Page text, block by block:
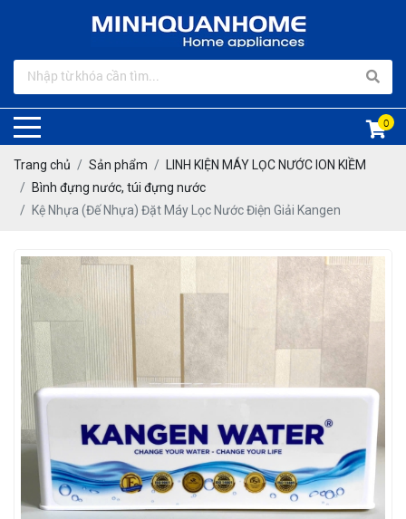
0
Trang chủ Sản phẩm
LINH KIỆN MÁY LỌC NƯỚC ION KIỀM
Bình đựng nước, túi đựng nước
Kệ Nhựa (Đế Nhựa) Đặt Máy Lọc Nước Điện Giải Kangen